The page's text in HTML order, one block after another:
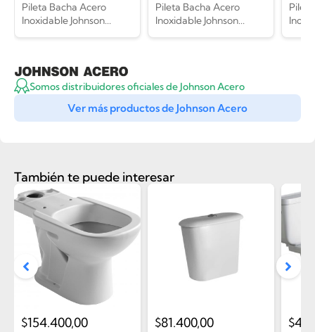
Somos distribuidores oficiales de Johnson Acero
Ver más productos de Johnson Acero
Pileta Bacha Acero
Inoxidable Johnson...
Pileta Bacha Acero
Inoxidable Johnson...
También te puede interesar
$154.400,00 $81.400,00 $